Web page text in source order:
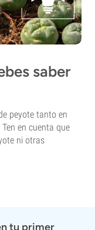
saber
peyote tanto en
en cuenta que
ni otras
tu primer